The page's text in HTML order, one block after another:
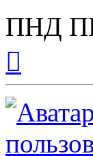
ПНД
началу